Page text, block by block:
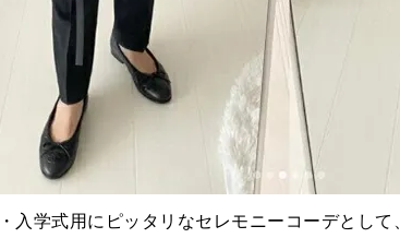
入学式用にピッタリなセレモニーコーデとして、